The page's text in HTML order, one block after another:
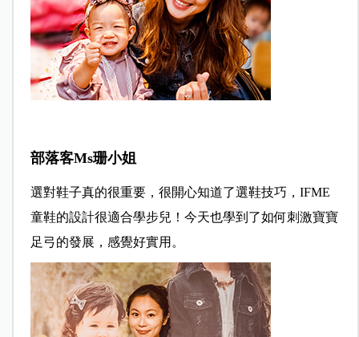
部落客Ms珊小姐
選對鞋子真的很重要，很開心知道了選鞋技巧，IFME
童鞋的設計很適合學步兒！今天也學到了如何刺激寶寶
足弓的發展，感覺好實用。